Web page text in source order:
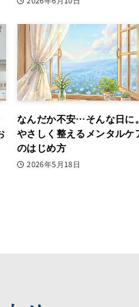
なんだか不安…そんな日に
やさしく整えるメンタルケ
のはじめ方
2026年5月18日